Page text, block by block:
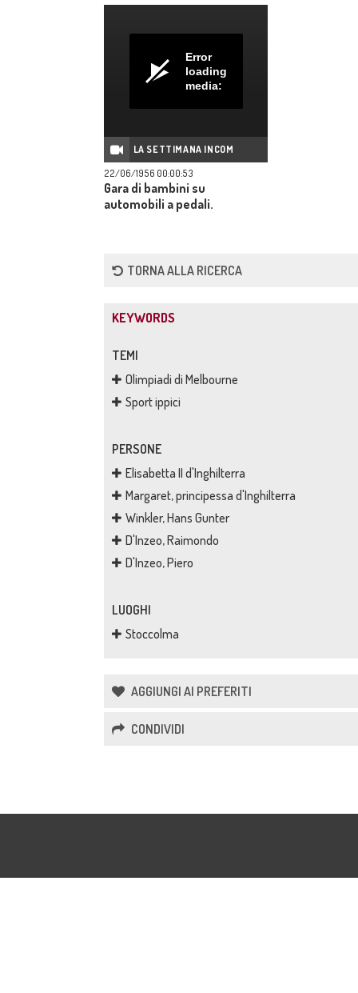
Error
loading
media:
LA SETTIMANA INCOM
22/06/1956 00:00:53
Gara di bambini su
automobili a pedali.
TORNA ALLA RICERCA
KEYWORDS
TEMI
Olimpiadi di Melbourne
Sport ippici
PERSONE
Elisabetta II d'Inghilterra
Margaret, principessa d'Inghilterra
Winkler, Hans Gunter
D'Inzeo, Raimondo
D'Inzeo, Piero
LUOGHI
Stoccolma
AGGIUNGI AI PREFERITI
CONDIVIDI